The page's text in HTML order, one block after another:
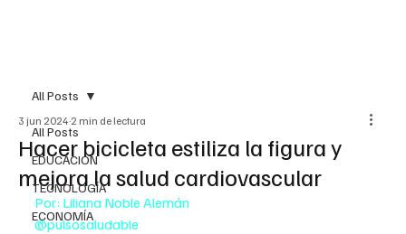
All Posts
EDUCACIÓN
TECNOLOGÍA
ECONOMÍA
All Posts
Hacer bicicleta estiliza la figura y
mejora la salud cardiovascular
3 jun 2024 2 min de lectura
Por: Liliana Noble Alemán
@pulsosaludable